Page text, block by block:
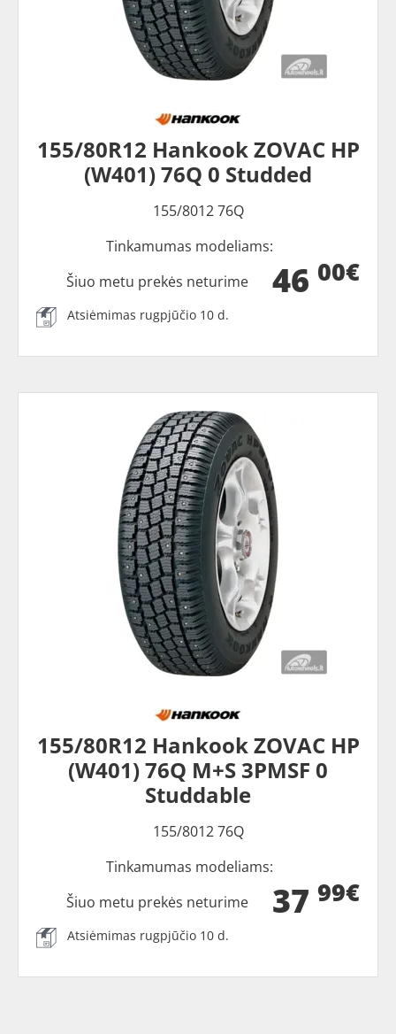
155/80R12 Hankook ZOVAC HP
(W401) 76Q 0 Studded
155/8012 76Q
Tinkamumas modeliams:
46 00€
Šiuo metu prekės neturime
Atsiėmimas rugpjūčio 10 d.
155/80R12 Hankook ZOVAC HP
(W401) 76Q M+S 3PMSF 0
Studdable
155/8012 76Q
Tinkamumas modeliams:
37 99€
Šiuo metu prekės neturime
Atsiėmimas rugpjūčio 10 d.